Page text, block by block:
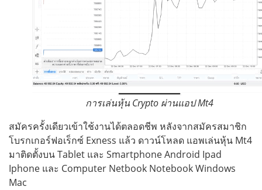
การเล่นหุ้น Crypto ผ่านแอป Mt4
สมัครครั้งเดียวเข้าใช้งานได้ตลอดชีพ หลังจากสมัครสมาชิก
โบรกเกอร์ฟอเร็กซ์ Exness แล้ว ดาวน์โหลด แอพเล่นหุ้น Mt4
มาติดตั้งบน Tablet และ Smartphone Android Ipad
Iphone และ Computer Netbook Notebook Windows
Mac